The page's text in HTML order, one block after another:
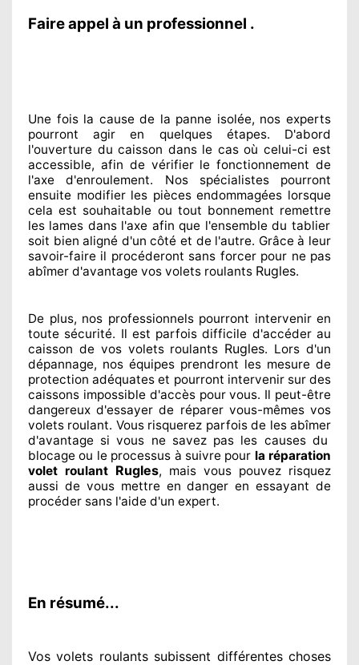
Faire appel à un professionnel .
Une fois la causede la panne isolée, nos experts
pourront agiren quelques étapes. D'abord
l'ouverture du caisson dans le cas où celui-ci est
accessible, afin de vérifier le fonctionnement de
l'axe d'enroulement. Nos spécialistespourront
ensuite modifierles pièces endommagées lorsque
cela est souhaitable ou tout bonnement remettre
les lames dans l'axe afin que l'ensembledu tablier
soit bien aligné d'un côté et de l'autre. Grâce à leur
savoir-faire il procéderont sans forcer pour ne pas
abîmer d'avantage vos volets roulants Rugles.
De plus, nos professionnelspourront interveniren
toute sécurité. Il est parfois difficile d'accéder au
caisson de vos volets roulants Rugles. Lors d'un
dépannage, nos équipes prendront les mesure de
protection adéquates et pourront intervenir sur des
caissons impossible d'accès pour vous. Il peut-être
dangereux d'essayer de réparervous-mêmes vos
volets roulant. Vous risquerez parfois de les abîmer
d'avantage si vous ne savezpas les causes du
blocage ou le processus à suivre pour la réparation
volet roulant Rugles, mais vous pouvez risquez
aussi de vous mettre en danger en essayant de
procéder sans l'aide d'un expert.
En résumé...
Vos volets roulants subissent différenteschoses